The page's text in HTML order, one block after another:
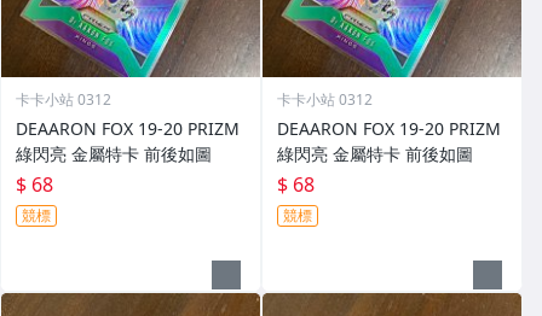
卡卡小站 0312
DEAARON FOX 19-20 PRIZM
綠閃亮 金屬特卡 前後如圖
$ 68
競標
卡卡小站 0312
DEAARON FOX 19-20 PRIZM
綠閃亮 金屬特卡 前後如圖
$ 68
競標